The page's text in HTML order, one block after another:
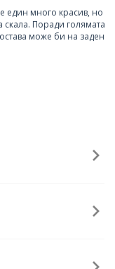
един много красив, но
скала. Поради голямата
може би на заден
от пещерата
водопади се
водопади, множество
от многото центрове
Близо до него се
българска фирма.
все по – известно
в близост.
и къщи за гости.